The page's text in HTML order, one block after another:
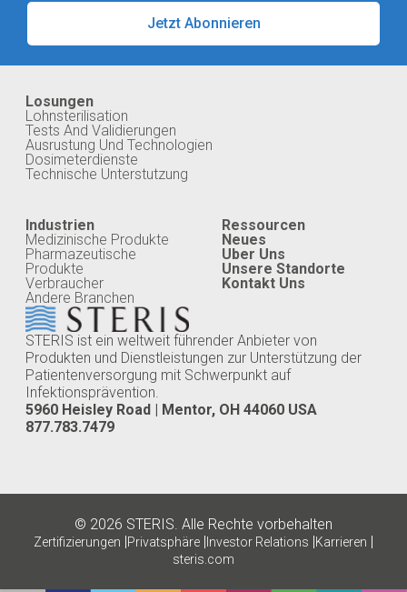
Jetzt Abonnieren
STERIS ist ein weltweit führender Anbieter von
Produkten und Dienstleistungen zur Unterstützung der
Patientenversorgung mit Schwerpunkt auf
Infektionsprävention.
5960 Heisley Road | Mentor, OH 44060 USA
877.783.7479
Losungen
Lohnsterilisation
Tests And Validierungen
Ausrustung Und Technologien
Dosimeterdienste
Technische Unterstutzung
Industrien
Medizinische Produkte
Pharmazeutische
Produkte
Verbraucher
Andere Branchen
Ressourcen
Neues
Uber Uns
Unsere Standorte
Kontakt Uns
© 2026 STERIS. Alle Rechte vorbehalten
Zertifizierungen |Privatsphäre | Investor Relations |Karrieren |
steris.com